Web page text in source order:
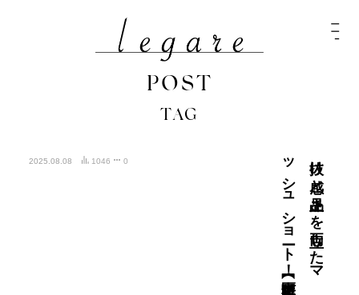
POST
TAG
2025.08.08 1046 0 抜け
感と
上品さ
を
両立し
た
マ
ッ
シ
ュ
シ
ョ
ート
！
【中区紙屋町】